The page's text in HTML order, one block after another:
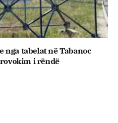
nga tabelat në Tabanoc
i rëndë